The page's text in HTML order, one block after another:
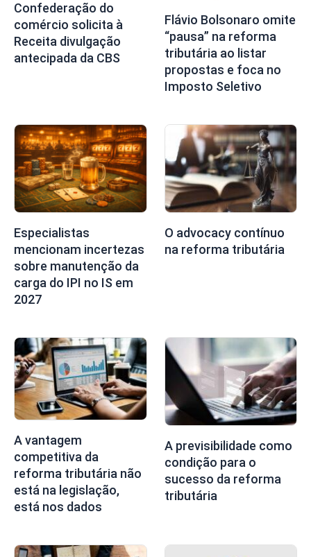
Confederação do
comércio solicita à
Receita divulgação
antecipada da CBS
Flávio Bolsonaro omite
“pausa” na reforma
tributária ao listar
propostas e foca no
Imposto Seletivo
Especialistas
mencionam incertezas
sobre manutenção da
carga do IPI no IS em
2027
O advocacy contínuo
na reforma tributária
A vantagem
competitiva da
reforma tributária não
está na legislação,
está nos dados
A previsibilidade como
condição para o
sucesso da reforma
tributária